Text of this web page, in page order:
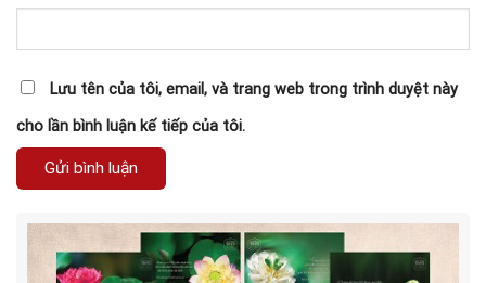
Lưu tên của tôi, email, và trang web trong trình duyệt này
cho lần bình luận kế tiếp của tôi.